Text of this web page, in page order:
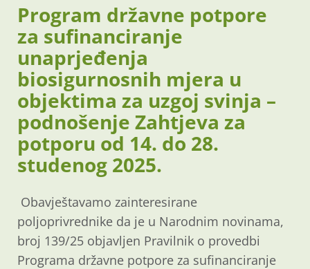
Program državne potpore
za sufinanciranje
unaprjeđenja
biosigurnosnih mjera u
objektima za uzgoj svinja –
podnošenje Zahtjeva za
potporu od 14. do 28.
studenog 2025.
Obavještavamo zainteresirane
poljoprivrednike da je u Narodnim novinama,
broj 139/25 objavljen Pravilnik o provedbi
Programa državne potpore za sufinanciranje